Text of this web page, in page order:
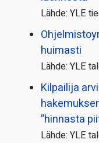
Lähde: YLE
huimasti
Lähde: YLE
Kilpailija
”hinnasta
Lähde: YLE